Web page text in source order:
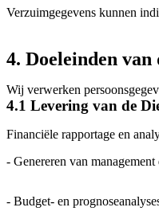
Verzuimgegevens kunnen
4. Doeleinden
Wij verwerken
4.1 Levering van de
Financiële rapportage en
- Genereren van management
- Budget- en